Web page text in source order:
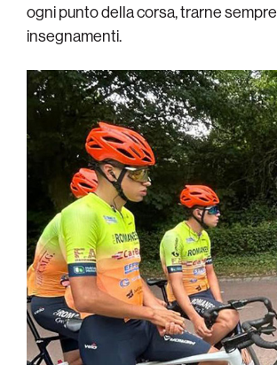
ogni punto della corsa, trarne sempre
insegnamenti.